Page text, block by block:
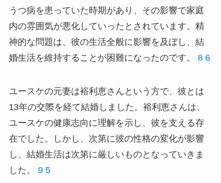
うつ病を患っていた時期があり、その影響で家庭
内の雰囲気が悪化していったとされています。精
神的な問題は、彼の生活全般に影響を及ぼし、結
婚生活を維持することが困難になったのです。 8 6
ユースケの元妻は裕利恵さんという方で、彼とは
13年の交際を経て結婚しました。裕利恵さんは、
ユースケの健康志向に理解を示し、彼を支える存
在でした。しかし、次第に彼の性格の変化が影響
し、結婚生活は次第に厳しいものとなっていきま
した。 9 5